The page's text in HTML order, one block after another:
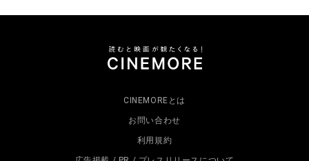
CINEMOREとは
お問い合わせ
利用規約